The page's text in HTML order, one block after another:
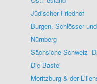
Jüdischer Friedhof
Burgen, Schlösser
Nürnberg
Sächsiche Schweiz-
Die Bastei
Moritzburg & der